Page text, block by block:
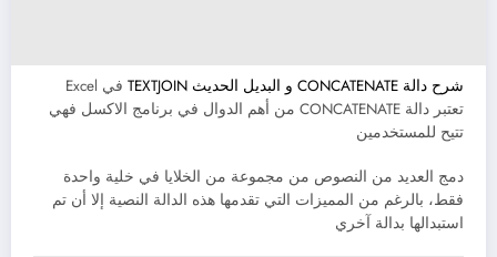
شرح دالة CONCATENATE و البديل الحديث TEXTJOIN
في Excel
تعتبر دالة CONCATENATE من أهم الدوال في برنامج الاكسل فهي
تتيح للمستخدمين
دمج العديد من النصوص من مجموعة من الخلايا في خلية واحدة
فقط، بالرغم من المميزات التي تقدمها هذه الدالة النصية إلا أن تم
استبدالها بدالة آخري